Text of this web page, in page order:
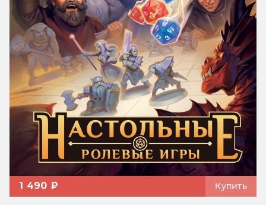
1 490 ₽ Купить